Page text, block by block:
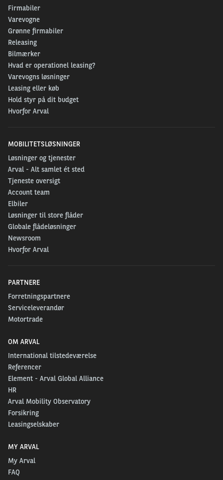
Firmabiler
Varevogne
Grønne firmabiler
Releasing
Bilmærker
Hvad er operationel leasing?
Varevogns løsninger
Leasing eller køb
Hold styr på dit budget
Hvorfor Arval
MOBILITETSLØSNINGER
Løsninger og tjenester
Arval - Alt samlet ét sted
Tjeneste oversigt
Account team
Elbiler
Løsninger til store flåder
Globale flådeløsninger
Newsroom
Hvorfor Arval
PARTNERE
Forretningspartnere
Serviceleverandør
Motortrade
OM ARVAL
International tilstedeværelse
Referencer
Element - Arval Global Alliance
HR
Arval Mobility Observatory
Forsikring
Leasingselskaber
MY ARVAL
My Arval
FAQ